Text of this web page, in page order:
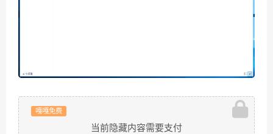
嘎嘎免费
当前隐藏内容需要支付